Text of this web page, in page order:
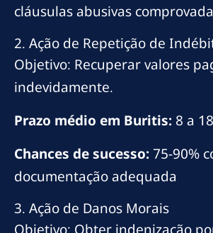
cláusulas abusivas
2. Ação de Repetição de
Objetivo: Recuperar valores
indevidamente.
Prazo médio em Buritis: 8 a
Chances de sucesso: 75-90%
documentação adequada
3. Ação de Danos Morais